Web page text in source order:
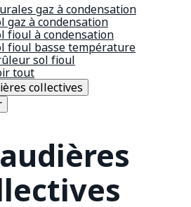
gaz à condensation
gaz à condensation
fioul à condensation
fioul basse température
sol fioul
tout
collectives